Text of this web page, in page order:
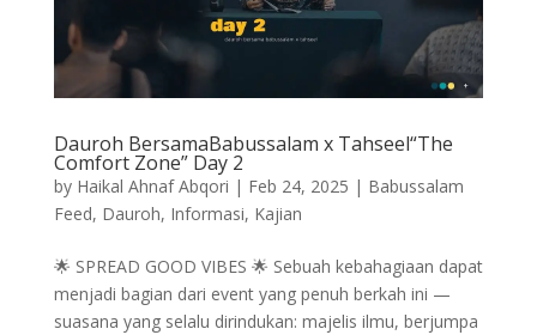
Dauroh BersamaBabussalam x Tahseel“The
Comfort Zone” Day 2
by Haikal Ahnaf Abqori | Feb 24, 2025 | Babussalam
Feed, Dauroh, Informasi, Kajian
🌟 SPREAD GOOD VIBES 🌟 Sebuah kebahagiaan dapat
menjadi bagian dari event yang penuh berkah ini —
suasana yang selalu dirindukan: majelis ilmu, berjumpa